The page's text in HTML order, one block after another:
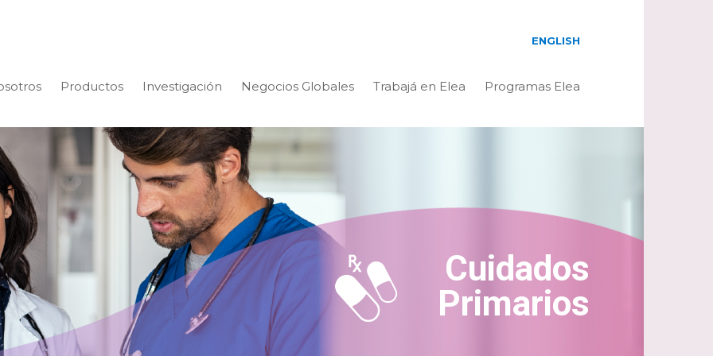
Productos Investigación Negocios Globales Trabajá en Elea Programas Elea
ENGLISH
Cuidados
Primarios